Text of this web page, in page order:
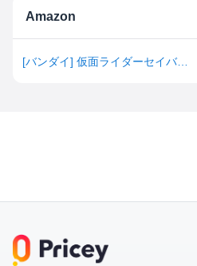
Amazon
[バンダイ] 仮面ライダーセイバー 変身ベルト DX聖剣ソードライバー&水勢剣流水エンブレム&ライオン戦記ワンダーライドブック